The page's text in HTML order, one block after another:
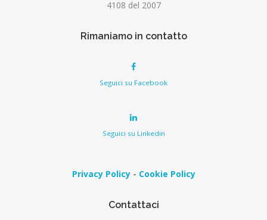
4108 del 2007
Rimaniamo in contatto
Seguici su Facebook
Seguici su Linkedin
Privacy Policy- Cookie Policy
Contattaci